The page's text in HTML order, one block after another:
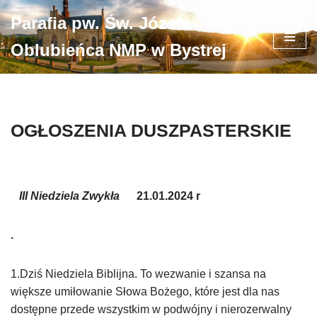
Przejdź
do
treści
Parafia pw. Św. Józefa
Oblubieńca NMP w Bystrej
OGŁOSZENIA DUSZPASTERSKIE
III Niedziela Zwykła 21.01.2024 r
.
1.Dziś Niedziela Biblijna. To wezwanie i szansa na
większe umiłowanie Słowa Bożego, które jest dla nas
dostępne przede wszystkim w podwójny i nierozerwalny